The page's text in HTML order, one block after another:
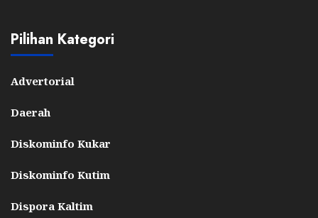
Pilihan Kategori
Advertorial
Daerah
Diskominfo Kukar
Diskominfo Kutim
Dispora Kaltim